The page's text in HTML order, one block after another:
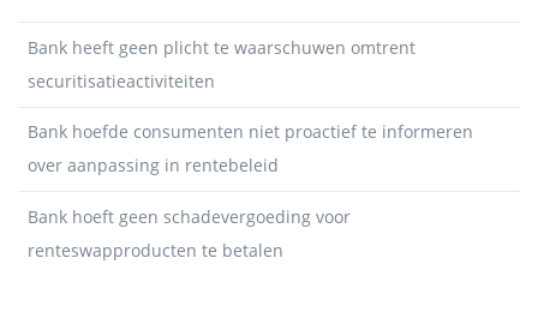
Bank heeft geen plicht te waarschuwen omtrent
securitisatieactiviteiten
Bank hoefde consumenten niet proactief te informeren
over aanpassing in rentebeleid
Bank hoeft geen schadevergoeding voor
renteswapproducten te betalen